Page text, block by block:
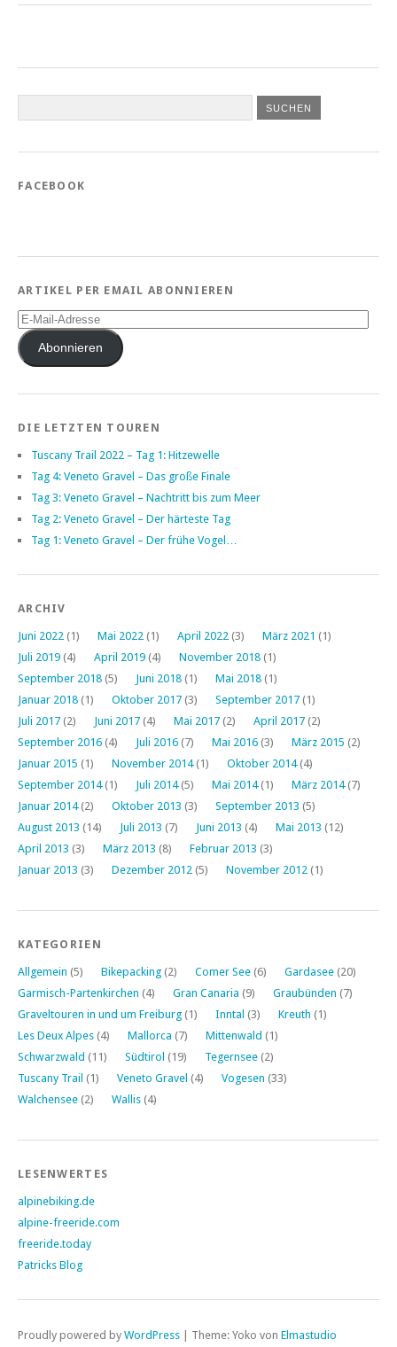
FACEBOOK
ARTIKEL PER EMAIL ABONNIEREN
E-
Mail-
AdresseAbonnieren
DIE LETZTEN TOUREN
Tuscany Trail 2022 – Tag 1: Hitzewelle
Tag 4: Veneto Gravel – Das große Finale
Tag 3: Veneto Gravel – Nachtritt bis zum Meer
Tag 2: Veneto Gravel – Der härteste Tag
Tag 1: Veneto Gravel – Der frühe Vogel…
ARCHIV
Juni 2022 (1) Mai 2022 (1) April 2022 (3) März 2021 (1)
Juli 2019 (4) April 2019 (4) November 2018 (1)
September 2018 (5) Juni 2018 (1) Mai 2018 (1)
Januar 2018 (1) Oktober 2017 (3) September 2017 (1)
Juli 2017 (2) Juni 2017 (4) Mai 2017 (2) April 2017 (2)
September 2016 (4) Juli 2016 (7) Mai 2016 (3) März 2015 (2)
Januar 2015 (1) November 2014(1) Oktober 2014(4)
September 2014(1) Juli 2014(5) Mai 2014(1) März 2014(7)
Januar 2014(2) Oktober 2013 (3) September 2013 (5)
August 2013 (14) Juli 2013 (7) Juni 2013 (4) Mai 2013 (12)
April 2013 (3) März 2013 (8) Februar 2013 (3)
Januar 2013 (3) Dezember 2012 (5) November 2012 (1)
KATEGORIEN
Allgemein (5) Bikepacking (2) Comer See (6) Gardasee (20)
Garmisch-Partenkirchen (4) Gran Canaria (9) Graubünden (7)
Graveltouren in und um Freiburg (1) Inntal (3) Kreuth (1)
Les Deux Alpes (4) Mallorca (7) Mittenwald (1)
Schwarzwald (11) Südtirol (19) Tegernsee (2)
Tuscany Trail (1) Veneto Gravel (4) Vogesen (33)
Walchensee (2) Wallis (4)
LESENWERTES
alpinebiking.de
alpine-freeride.com
freeride.today
Patricks Blog
Proudly powered by WordPress Theme: Yoko von Elmastudio